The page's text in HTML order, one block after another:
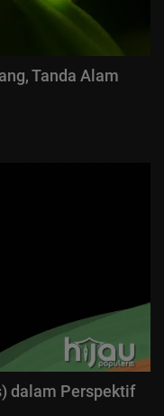
Tanda Alam
dalam Perspektif